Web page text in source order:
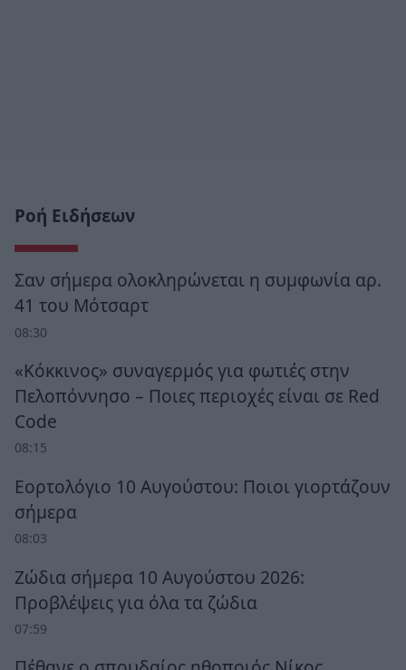
Ροή Ειδήσεων
Σαν σήμερα ολοκληρώνεται η συμφωνία αρ.
41 του Μότσαρτ
08:30
«Κόκκινος» συναγερμός για φωτιές στην
Πελοπόννησο – Ποιες περιοχές είναι σε Red
Code
08:15
Εορτολόγιο 10 Αυγούστου: Ποιοι γιορτάζουν
σήμερα
08:03
Ζώδια σήμερα 10 Αυγούστου 2026:
Προβλέψεις για όλα τα ζώδια
07:59